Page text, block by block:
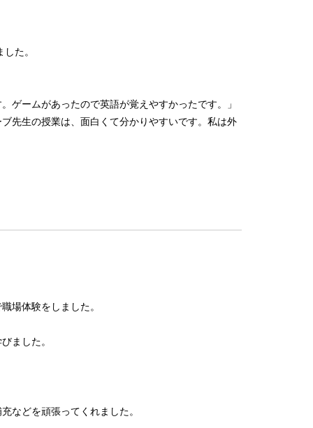
た。
ゲームがあったので英語が覚えやすかったです。」
先生の授業は、面白くて分かりやすいです。私は外
場体験をしました。
ました。
などを頑張ってくれました。